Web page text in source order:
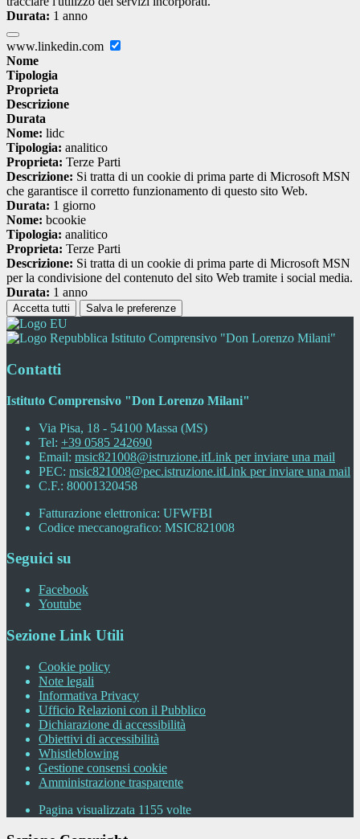
Durata: 1 anno
www.linkedin.com
Nome
Tipologia
Proprieta
Descrizione
Durata
Nome: lidc
Tipologia: analitico
Proprieta: Terze Parti
Descrizione: Si tratta di un cookie di prima parte di Microsoft MSN
che garantisce il corretto funzionamento di questo sito Web.
Durata: 1 giorno
Nome: bcookie
Tipologia: analitico
Proprieta: Terze Parti
Descrizione: Si tratta di un cookie di prima parte di Microsoft MSN
per la condivisione del contenuto del sito Web tramite i social media.
Durata: 1 anno
Accetta tutti Salva le preferenze
Istituto Comprensivo "Don Lorenzo Milani"
Contatti
Istituto Comprensivo "Don Lorenzo Milani"
Via Pisa, 18 - 54100 Massa (MS)
Tel: +39 0585 242690
Email: msic821008@istruzione.itLink per inviare una mail
PEC: msic821008@pec.istruzione.itLink per inviare una mail
C.F.: 80001320458
Fatturazione elettronica: UFWFBI
Codice meccanografico: MSIC821008
Seguici su
Facebook
Youtube
Sezione Link Utili
Cookie policy
Note legali
Informativa Privacy
Ufficio Relazioni con il Pubblico
Dichiarazione di accessibilità
Obiettivi di accessibilità
Whistleblowing
Gestione consensi cookie
Amministrazione trasparente
Pagina visualizzata 1155 volte